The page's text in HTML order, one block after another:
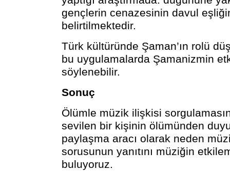
gençlerin cenazesinin davul
belirtilmektedir.
Türk kültüründe Şaman’ın rolü
bu uygulamalarda Şamanizmin
söylenebilir.
Sonuç
Ölümle müzik ilişkisi
sevilen bir kişinin ölümünden
paylaşma aracı olarak neden
sorusunun yanıtını müziğin
buluyoruz.